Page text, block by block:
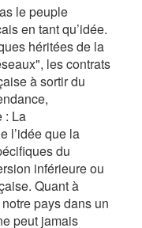
le peuple
en tant qu’idée.
héritées de la
les contrats
à sortir du
: La
l’idée que la
du
inférieure ou
Quant à
pays dans un
peut jamais